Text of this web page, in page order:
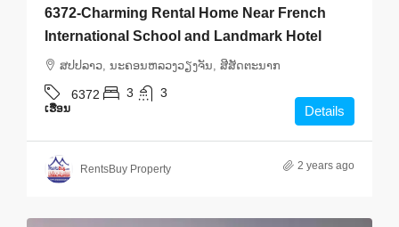
6372-Charming Rental Home Near French
International School and Landmark Hotel
ສ​ປ​ປ​ລາວ, ນະຄອນຫລວງວຽງຈັນ, ສີສັດຕະນາກ
6372 3 3
ເຮືອນ Details
RentsBuy Property 2 years ago